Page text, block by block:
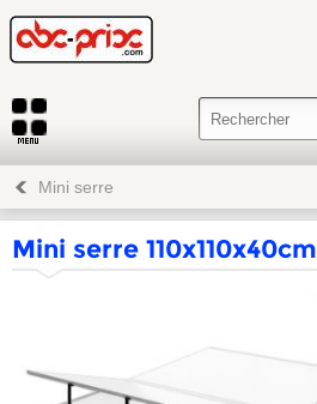
Mini serre
Mini serre 110x110x40cm